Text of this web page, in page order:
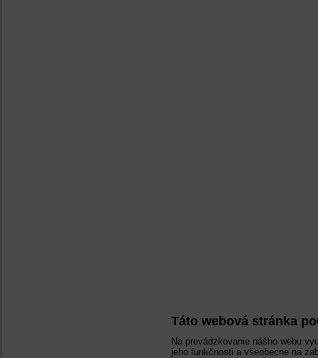
Táto webová stránka
Na prevádzkovanie nášho webu
jeho funkčnosti a všeobecne na